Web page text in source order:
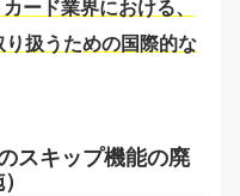
ード業界における、
扱うための国際的な
スキップ機能の廃